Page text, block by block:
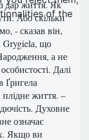
дар життя. Як
Або скільки
- сказав він,
Grygielа, що
а не
Далі
Ґригела
життя. –
Духовне
означає
Якщо ви
of the